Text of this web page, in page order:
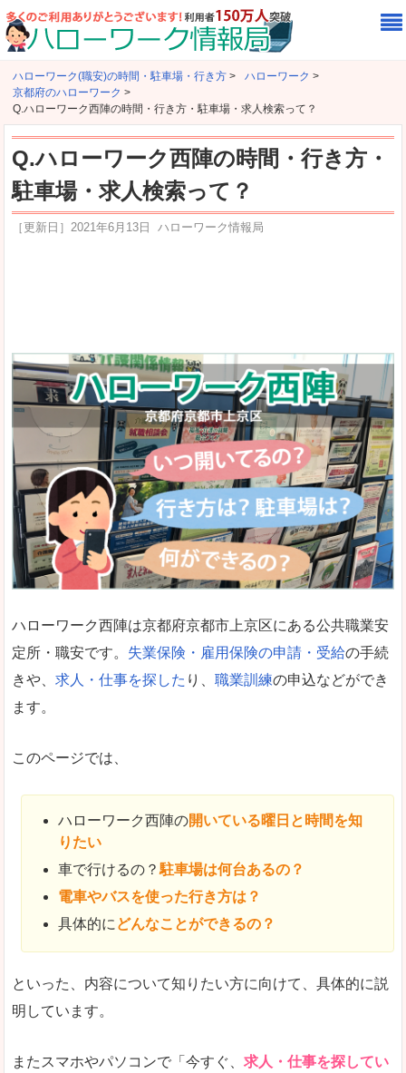
ハローワーク(職安)の時間・駐車場・行き方 > ハローワーク >
京都府のハローワーク >
Q.ハローワーク西陣の時間・行き方・駐車場・求人検索って？
Q.ハローワーク西陣の時間・行き方・
駐車場・求人検索って？
［更新日］ 2021年6月13日 ハローワーク情報局
ハローワーク西陣は京都府京都市上京区にある公共職業安
定所・職安です。 失業保険・雇用保険の申請・受給の手続
きや、 求人・仕事を探した り、 職業訓練の申込などができ
ます。
このページでは、
ハローワーク西陣の開いている曜日と時間を知
りたい
車で行けるの？駐車場は何台あるの？
電車やバスを使った行き方は？
具体的にどんなことができるの？
といった、内容について知りたい方に向けて、具体的に説
明しています。
またスマホやパソコンで「今すぐ、 求人・仕事を探してい